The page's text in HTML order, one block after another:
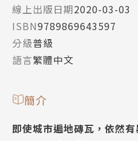
線上出版日期2020-03-03
ISBN9789869643597
分級普級
語言繁體中文
簡介
即使城市遍地磚瓦，依然